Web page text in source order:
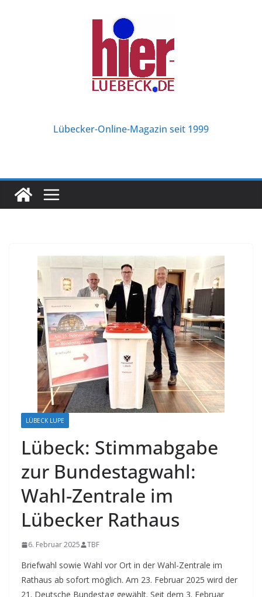
Lübecker-Online-Magazin seit 1999
LÜBECK LUPE
Lübeck: Stimmabgabe
zur Bundestagwahl:
Wahl-Zentrale im
Lübecker Rathaus
6. Februar 2025 TBF
Briefwahl sowie Wahl vor Ort in der Wahl-Zentrale im
Rathaus ab sofort möglich. Am 23. Februar 2025 wird der
21. Deutsche Bundestag gewählt. Seit dem 3. Februar